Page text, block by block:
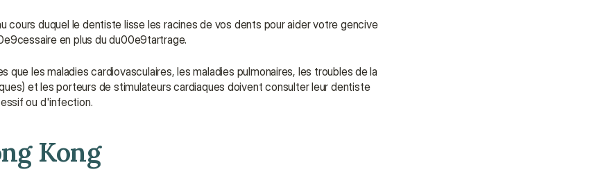
cours duquel le dentiste lisse les racines de vos dents pour aider votre gencive
en plus du du00e9tartrage.
les maladies cardiovasculaires, les maladies pulmonaires, les troubles de la
et les porteurs de stimulateurs cardiaques doivent consulter leur dentiste
ou d'infection.
Kong